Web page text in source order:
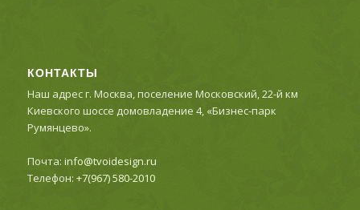
КОНТАКТЫ
Наш адрес г. Москва, поселение Московский, 22-й км
Киевского шоссе домовладение 4, «Бизнес-парк
Румянцево».
Почта: info@tvoidesign.ru
Телефон: +7(967) 580-2010